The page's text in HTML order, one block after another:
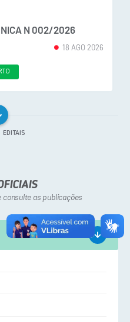
N 002/2026
18 AGO 2026
EDITAIS
consulte as publicações